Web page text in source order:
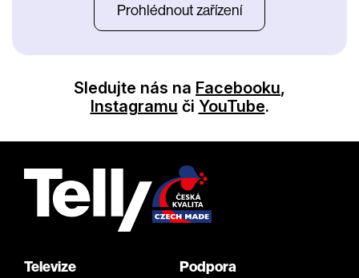
Prohlédnout zařízení
Sledujte nás na Facebooku,
Instagramu či YouTube.
Televize Podpora